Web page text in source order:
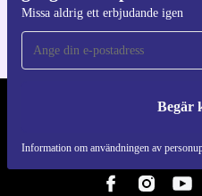
Missa aldrig ett erbjudande igen
Begär
Information om användningen av
REFURBED
FÖLJ